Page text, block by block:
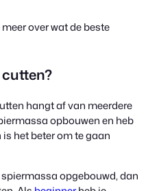
meer over wat de beste
hangt af van meerdere
opbouwen en heb
is het beter om te gaan
opgebouwd, dan